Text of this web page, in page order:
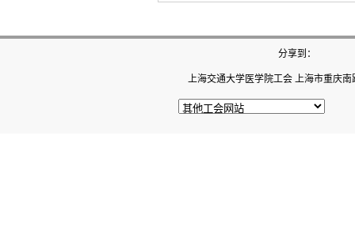
上海交通大学医学院工会 上海市重庆
分享到：